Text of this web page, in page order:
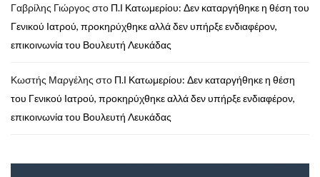
Γαβρίλης Γιώργος στο Π.Ι Κατωμερίου: Δεν καταργήθηκε η θέση του
Γενικού Ιατρού, προκηρύχθηκε αλλά δεν υπήρξε ενδιαφέρον,
επικοινωνία του Βουλευτή Λευκάδας
Κωστής Μαργέλης στο Π.Ι Κατωμερίου: Δεν καταργήθηκε η θέση
του Γενικού Ιατρού, προκηρύχθηκε αλλά δεν υπήρξε ενδιαφέρον,
επικοινωνία του Βουλευτή Λευκάδας